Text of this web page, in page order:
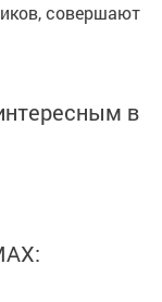
совершают
в